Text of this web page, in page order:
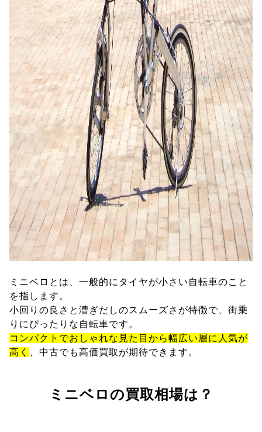
ミニベロとは、一般的にタイヤが小さい自転車のこと
を指します。
小回りの良さと漕ぎだしのスムーズさが特徴で、街乗
りにぴったりな自転車です。
コンパクトでおしゃれな見た目から幅広い層に人気が
高く
、中古でも高価買取が期待できます。
ミニベロの買取相場は？